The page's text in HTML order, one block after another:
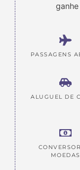
PASSAGENS
ALUGUEL DE
MOEDAS